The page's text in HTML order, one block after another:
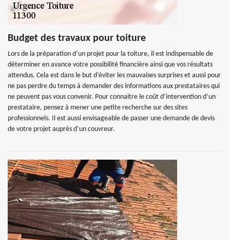
Budget des travaux pour toiture
Lors de la préparation d’un projet pour la toiture, il est indispensable de
déterminer en avance votre possibilité financière ainsi que vos résultats
attendus. Cela est dans le but d’éviter les mauvaises surprises et aussi pour
ne pas perdre du temps à demander des informations aux prestataires qui
ne peuvent pas vous convenir. Pour connaitre le coût d’intervention d’un
prestataire, pensez à mener une petite recherche sur des sites
professionnels. Il est aussi envisageable de passer une demande de devis
de votre projet auprès d’un couvreur.